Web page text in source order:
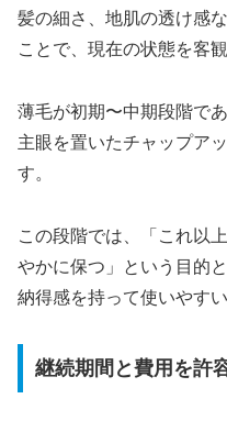
髪の細さ、地肌の透け感
ことで、現在の状態を客
薄毛が初期〜中期段階で
主眼を置いたチャップア
す。
この段階では、「これ以
やかに保つ」という目的
納得感を持って使いやすい
継続期間と費用を許